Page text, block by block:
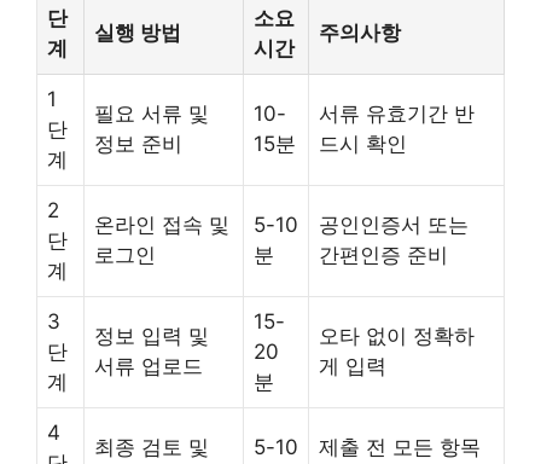
단
계
실행 방법
소요
시간
주의사항
1
단
계
필요 서류 및
정보 준비
10-
15분
서류 유효기간 반
드시 확인
2
단
계
온라인 접속 및
로그인
5-10
분
공인인증서 또는
간편인증 준비
3
단
계
정보 입력 및
서류 업로드
15-
20
분
오타 없이 정확하
게 입력
4
최종 검토 및 5-10 제출 전 모든 항목